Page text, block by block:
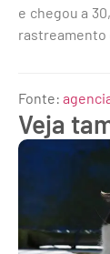
e chegou a
rastreamento
Fonte:
Veja